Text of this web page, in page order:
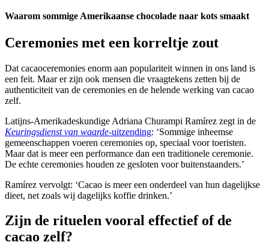
Waarom sommige Amerikaanse chocolade naar kots smaakt
Ceremonies met een korreltje zout
Dat cacaoceremonies enorm aan populariteit winnen in ons land is
een feit. Maar er zijn ook mensen die vraagtekens zetten bij de
authenticiteit van de ceremonies en de helende werking van cacao
zelf.
Latijns-Amerikadeskundige Adriana Churampi Ramírez zegt in de
Keuringsdienst van waarde-uitzending: ‘Sommige inheemse
gemeenschappen voeren ceremonies op, speciaal voor toeristen.
Maar dat is meer een performance dan een traditionele ceremonie.
De echte ceremonies houden ze gesloten voor buitenstaanders.’
Ramírez vervolgt: ‘Cacao is meer een onderdeel van hun dagelijkse
dieet, net zoals wij dagelijks koffie drinken.’
Zijn de rituelen vooral effectief of de
cacao zelf?